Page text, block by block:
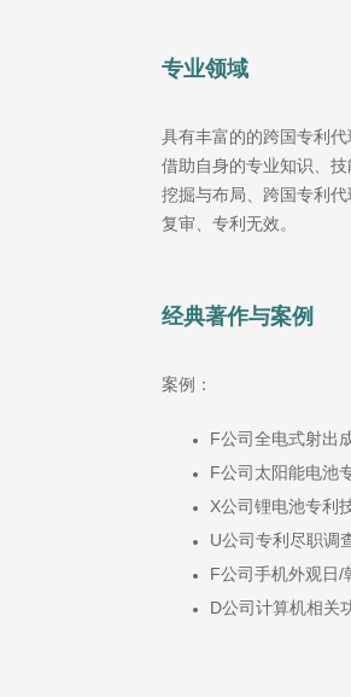
专业领域
具有丰富的的跨国专利
借助自身的专业知识、
挖掘与布局、跨国专利
复审、专利无效。
经典著作与案例
案例：
F公司全电式射出
F公司太阳能电池
X公司锂电池专利
U公司专利尽职调
F公司手机外观日/
D公司计算机相关